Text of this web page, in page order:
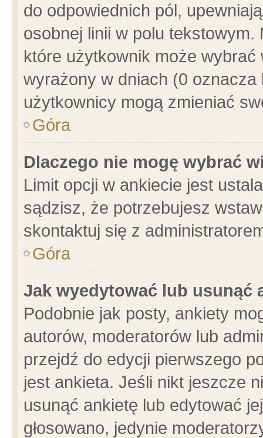
do odpowiednich pól,
osobnej linii w polu
które użytkownik może
wyrażony w dniach (0
użytkownicy mogą zmieniać
Góra
Dlaczego nie mogę wybrać
Limit opcji w ankiecie jest
sądzisz, że potrzebujesz
skontaktuj się z
Góra
Jak wyedytować lub usunąć
Podobnie jak posty, ankiety
autorów, moderatorów lub
przejdź do edycji pierwszego
jest ankieta. Jeśli nikt jeszcze
usunąć ankietę lub edytować
głosowano, jedynie